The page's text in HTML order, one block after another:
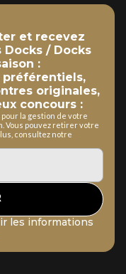
et recevez
Docks / Docks
:
préférentiels,
originales,
concours :
la gestion de votre
Vous pouvez retirer votre
consultez notre
les informations